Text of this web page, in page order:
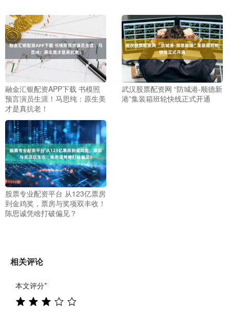
融金汇银配资APP下载 书模照
预言演员生涯！马思纯：原生美
才是真抗老！
武汉股票配资网 “防城港-顺德新
港”集装箱班轮快线正式开通
股票专业配资平台 从123亿票房
到金鸡奖，票房与奖项双丰收！
陈思诚凭啥打破偏见？
相关评论
本文评分*